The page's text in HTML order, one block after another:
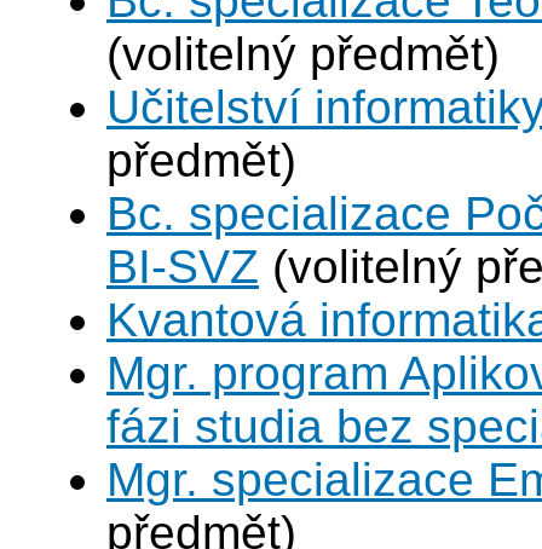
(volitelný předmět)
Učitelství
předmět)
Bc. specializace
BI-SVZ (volitelný
Kvantová
Mgr. program
fázi studia bez
Mgr. specializace
předmět)